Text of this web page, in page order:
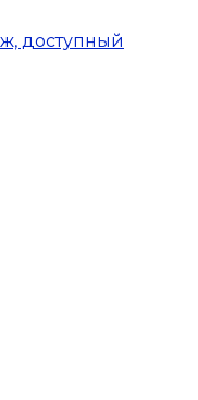
доступный